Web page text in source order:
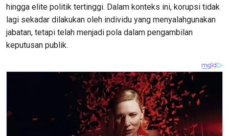
hingga elite politik tertinggi. Dalam konteks ini, korupsi tidak
lagi sekadar dilakukan oleh individu yang menyalahgunakan
jabatan, tetapi telah menjadi pola dalam pengambilan
keputusan publik.